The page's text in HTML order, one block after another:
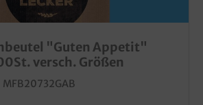
"Guten Appetit"
versch. Größen
MFB20732GAB